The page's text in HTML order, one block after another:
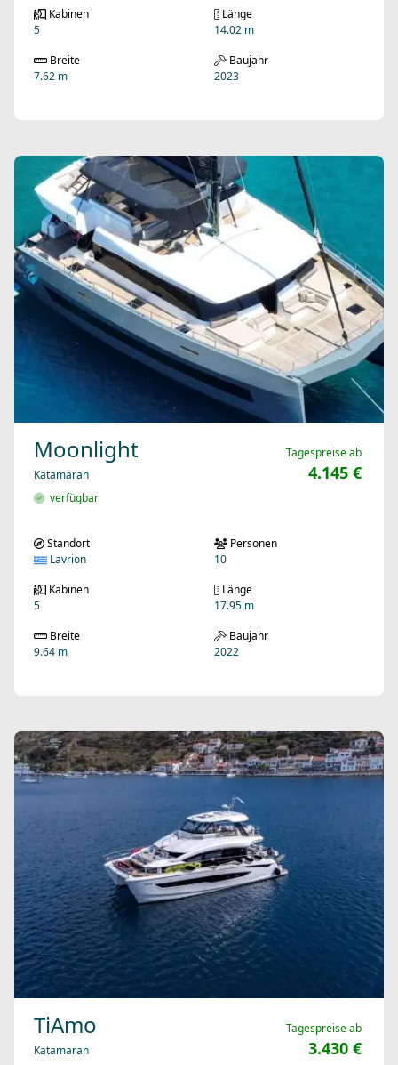
Kabinen
5
Länge
14.02 m
Breite
7.62 m
Baujahr
2023
Moonlight
Katamaran
verfügbar
Tagespreise ab
4.145 €
Standort
Lavrion
Personen
10
Kabinen
5
Länge
17.95 m
Breite
9.64 m
Baujahr
2022
TiAmo
Katamaran
Tagespreise ab
3.430 €